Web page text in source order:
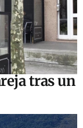
tras un